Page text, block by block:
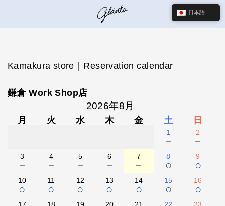
Kamakura store｜Reservation calendar
鎌倉 Work Shop店
2026年8月
月 火 水 木 金 土 日
1
－
2
－
3
－
4
－
5
－
6
－
7
－
8
○
9
○
10
○
11
○
12
○
13
○
14
○
15
○
16
○
日本語